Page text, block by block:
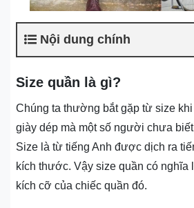
Nội dung chính
Size quần là gì?
Chúng ta thường bắt gặp từ size
giày dép mà một số người chưa
Size là từ tiếng Anh được dịch ra
kích thước. Vậy size quần có nghĩa
kích cỡ của chiếc quần đó.